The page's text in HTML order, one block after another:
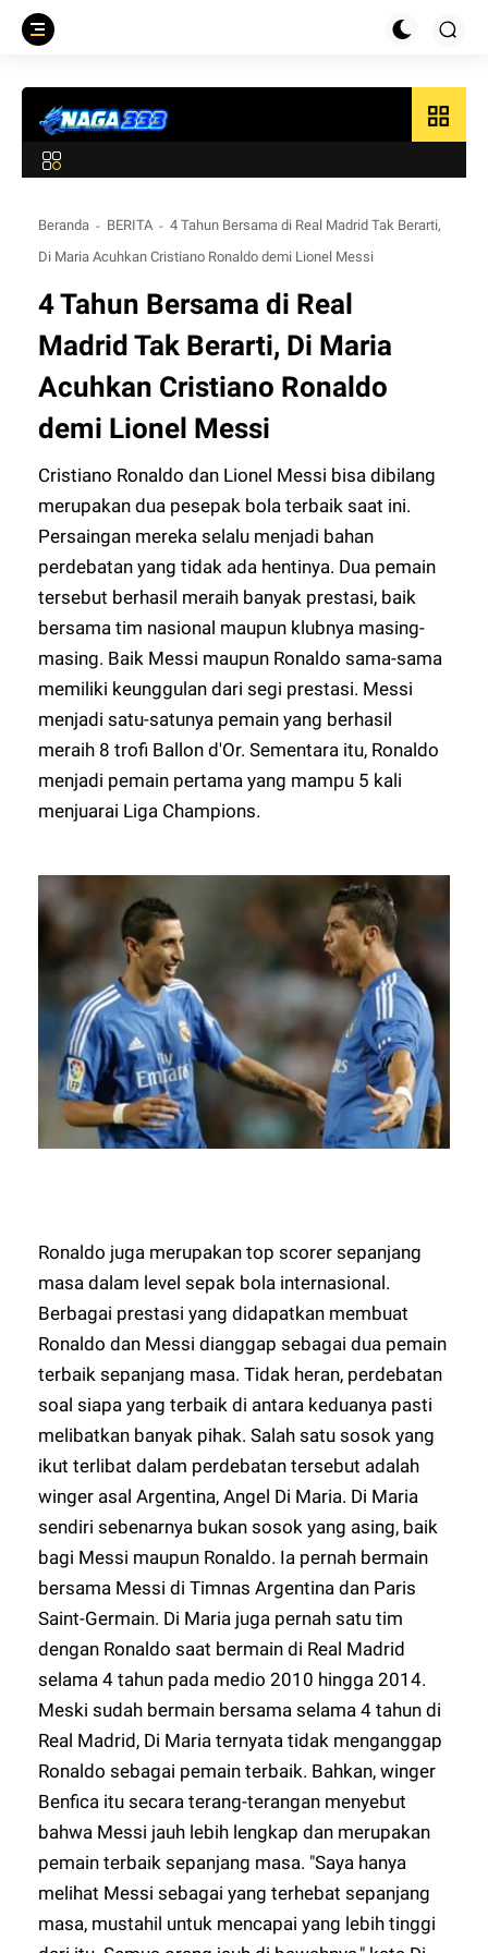
grid_view
Beranda BERITA
4 Tahun Bersama di Real Madrid Tak Berarti,
Di Maria Acuhkan Cristiano Ronaldo demi Lionel Messi
4 Tahun Bersama di Real
Madrid Tak Berarti, Di Maria
Acuhkan Cristiano Ronaldo
demi Lionel Messi
Cristiano Ronaldo dan Lionel Messi bisa dibilang
merupakan dua pesepak bola terbaik saat ini.
Persaingan mereka selalu menjadi bahan
perdebatan yang tidak ada hentinya. Dua pemain
tersebut berhasil meraih banyak prestasi, baik
bersama tim nasional maupun klubnya masing-
masing. Baik Messi maupun Ronaldo sama-sama
memiliki keunggulan dari segi prestasi. Messi
menjadi satu-satunya pemain yang berhasil
meraih 8 trofi Ballon d'Or. Sementara itu, Ronaldo
menjadi pemain pertama yang mampu 5 kali
menjuarai Liga Champions.
Ronaldo juga merupakan top scorer sepanjang
masa dalam level sepak bola internasional.
Berbagai prestasi yang didapatkan membuat
Ronaldo dan Messi dianggap sebagai dua pemain
terbaik sepanjang masa. Tidak heran, perdebatan
soal siapa yang terbaik di antara keduanya pasti
melibatkan banyak pihak. Salah satu sosok yang
ikut terlibat dalam perdebatan tersebut adalah
winger asal Argentina, Angel Di Maria. Di Maria
sendiri sebenarnya bukan sosok yang asing, baik
bagi Messi maupun Ronaldo. Ia pernah bermain
bersama Messi di Timnas Argentina dan Paris
Saint-Germain. Di Maria juga pernah satu tim
dengan Ronaldo saat bermain di Real Madrid
selama 4 tahun pada medio 2010 hingga 2014.
Meski sudah bermain bersama selama 4 tahun di
Real Madrid, Di Maria ternyata tidak menganggap
Ronaldo sebagai pemain terbaik. Bahkan, winger
Benfica itu secara terang-terangan menyebut
bahwa Messi jauh lebih lengkap dan merupakan
pemain terbaik sepanjang masa. "Saya hanya
melihat Messi sebagai yang terhebat sepanjang
masa, mustahil untuk mencapai yang lebih tinggi